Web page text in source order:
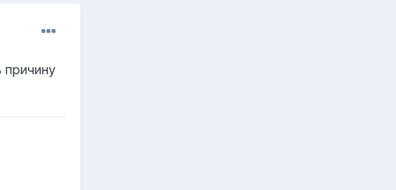
причину